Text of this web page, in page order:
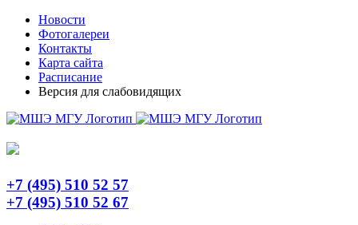
Skip
content
TelegramНовости
Фотогалереи
Контакты
Карта сайта
Расписание
Версия для слабовидящих
+7 (495) 510 52 57
+7 (495) 510 52 67